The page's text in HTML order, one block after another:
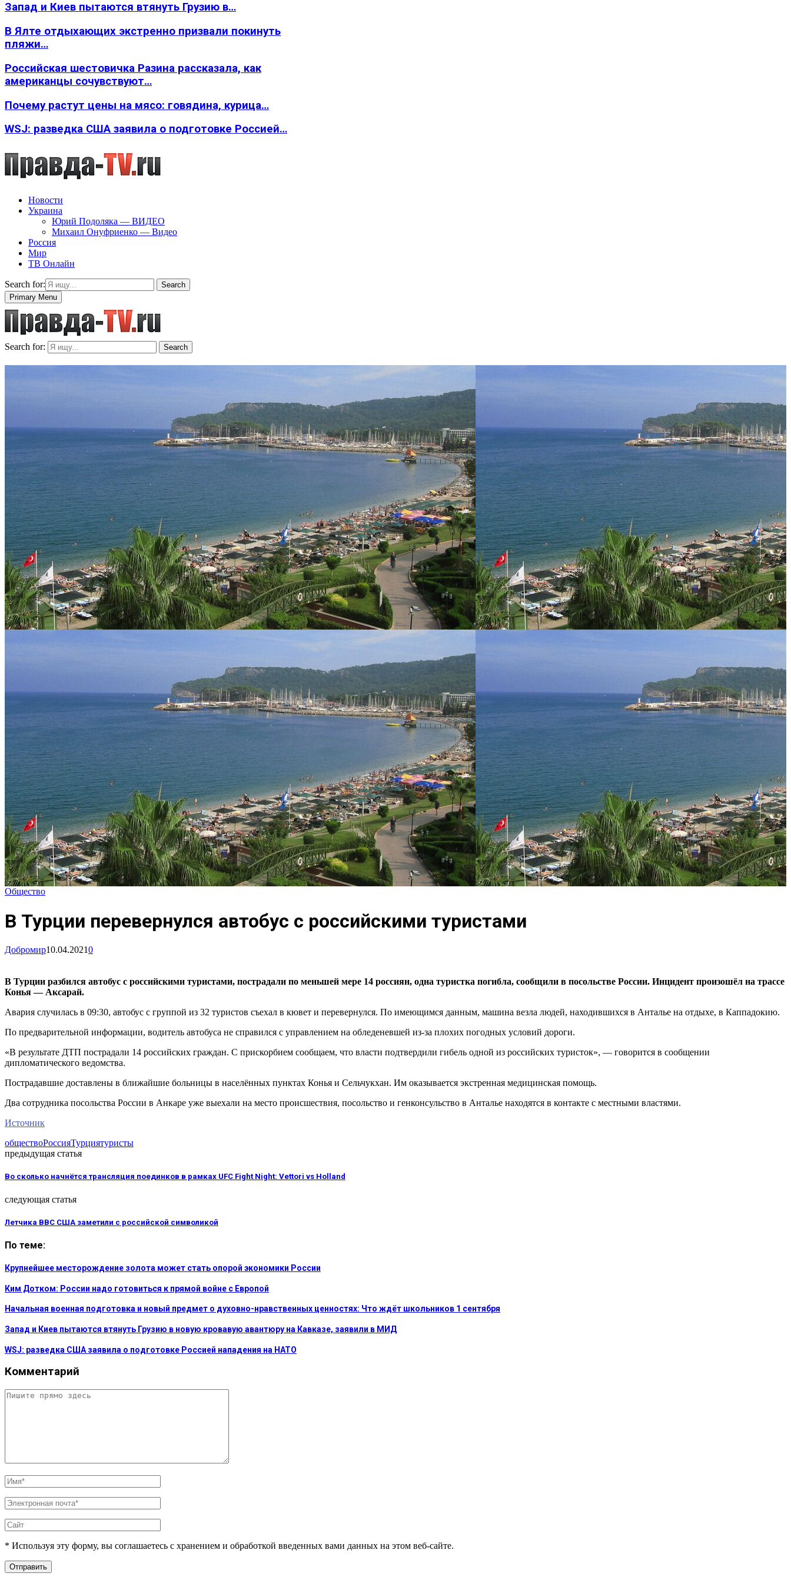
Запад и Киев пытаются втянуть Грузию в…
В Ялте отдыхающих экстренно призвали покинуть
пляжи…
Российская шестовичка Разина рассказала, как
американцы сочувствуют…
Почему растут цены на мясо: говядина, курица…
WSJ: разведка США заявила о подготовке Россией…
Новости
Украина
Юрий Подоляка — ВИДЕО
Михаил Онуфриенко — Видео
Россия
Мир
ТВ Онлайн
Search for:
Search
Primary Menu
Search for: Search
Общество
В Турции перевернулся автобус с российскими туристами
Добромир10.04.20210
В Турции разбился автобус с российскими туристами, пострадали по меньшей мере 14 россиян, одна туристка погибла, сообщили в посольстве России. Инцидент произошёл на трассе
Конья — Аксарай.
Авария случилась в 09:30, автобус с группой из 32 туристов съехал в кювет и перевернулся. По имеющимся данным, машина везла людей, находившихся в Анталье на отдыхе, в Каппадокию.
По предварительной информации, водитель автобуса не справился с управлением на обледеневшей из-за плохих погодных условий дороги.
«В результате ДТП пострадали 14 российских граждан. С прискорбием сообщаем, что власти подтвердили гибель одной из российских туристок», — говорится в сообщении
дипломатического ведомства.
Пострадавшие доставлены в ближайшие больницы в населённых пунктах Конья и Сельчукхан. Им оказывается экстренная медицинская помощь.
Два сотрудника посольства России в Анкаре уже выехали на место происшествия, посольство и генконсульство в Анталье находятся в контакте с местными властями.
Источник
обществоРоссияТурциятуристы
предыдущая статья
Во сколько начнётся трансляция поединков в рамках UFC Fight Night: Vettori vs Holland
следующая статья
Летчика ВВС США заметили с российской символикой
По теме:
Крупнейшее месторождение золота может стать опорой экономики России
Ким Дотком: России надо готовиться к прямой войне с Европой
Начальная военная подготовка и новый предмет о духовно-нравственных ценностях: Что ждёт школьников 1 сентября
Запад и Киев пытаются втянуть Грузию в новую кровавую авантюру на Кавказе, заявили в МИД
WSJ: разведка США заявила о подготовке Россией нападения на НАТО
Комментарий
* Используя эту форму, вы соглашаетесь с хранением и обработкой введенных вами данных на этом веб-сайте.